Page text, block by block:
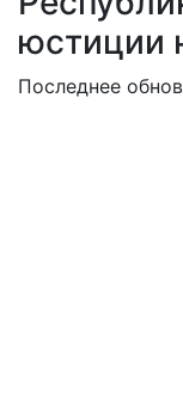
юстиции
Последнее